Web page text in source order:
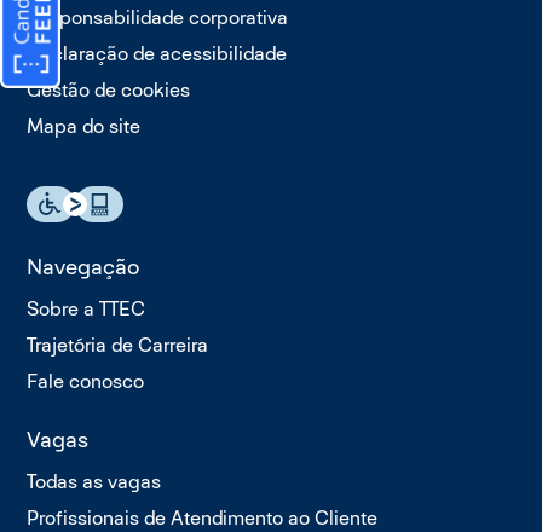
Responsabilidade corporativa
Declaração de acessibilidade
Gestão de cookies
Mapa do site
Navegação
Sobre a TTEC
Trajetória de Carreira
Fale conosco
Vagas
Todas as vagas
Profissionais de Atendimento ao Cliente